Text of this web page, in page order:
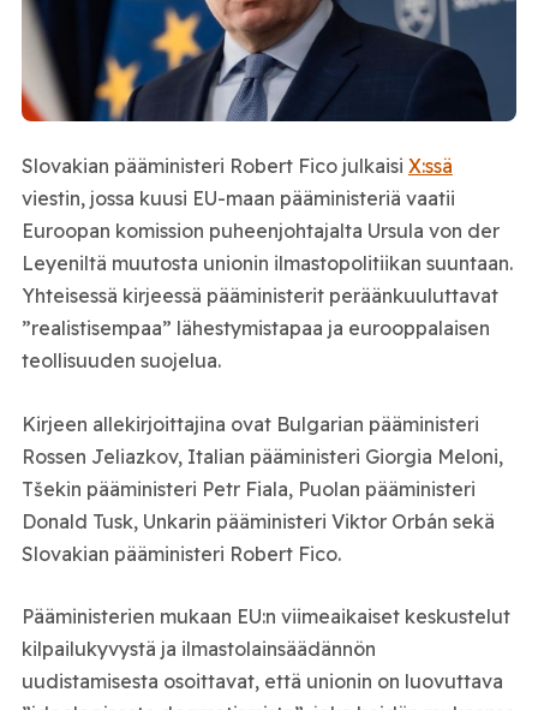
Slovakian pääministeri Robert Fico julkaisi X:ssä
viestin, jossa kuusi EU-maan pääministeriä vaatii
Euroopan komission puheenjohtajalta Ursula von der
Leyeniltä muutosta unionin ilmastopolitiikan suuntaan.
Yhteisessä kirjeessä pääministerit peräänkuuluttavat
”realistisempaa” lähestymistapaa ja eurooppalaisen
teollisuuden suojelua.
Kirjeen allekirjoittajina ovat Bulgarian pääministeri
Rossen Jeliazkov, Italian pääministeri Giorgia Meloni,
Tšekin pääministeri Petr Fiala, Puolan pääministeri
Donald Tusk, Unkarin pääministeri Viktor Orbán sekä
Slovakian pääministeri Robert Fico.
Pääministerien mukaan EU:n viimeaikaiset keskustelut
kilpailukyvystä ja ilmastolainsäädännön
uudistamisesta osoittavat, että unionin on luovuttava